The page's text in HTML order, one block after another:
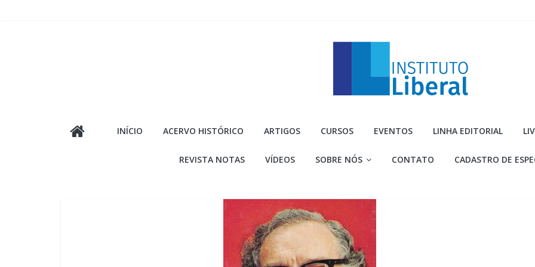
Liberal
a
parte
mais
importante
da
INÍCIO ACERVO HISTÓRICO ARTIGOS CURSOS EVENTOS LINHA EDITORIAL
REVISTA NOTAS VÍDEOS SOBRE NÓS CONTATO CADASTRO DE